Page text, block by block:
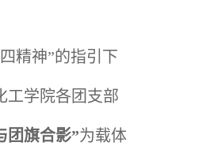
精神”的指引下
工学院各团支部
团旗合影”为载体